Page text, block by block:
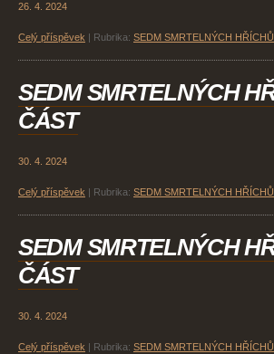
26. 4. 2024
Celý příspěvek Rubrika: SEDM SMRTELNÝCH HŘÍCHŮ
SEDM SMRTELNÝCH
ČÁST
30. 4. 2024
Celý příspěvek Rubrika: SEDM SMRTELNÝCH HŘÍCHŮ
SEDM SMRTELNÝCH
ČÁST
30. 4. 2024
Celý příspěvek Rubrika: SEDM SMRTELNÝCH HŘÍCHŮ